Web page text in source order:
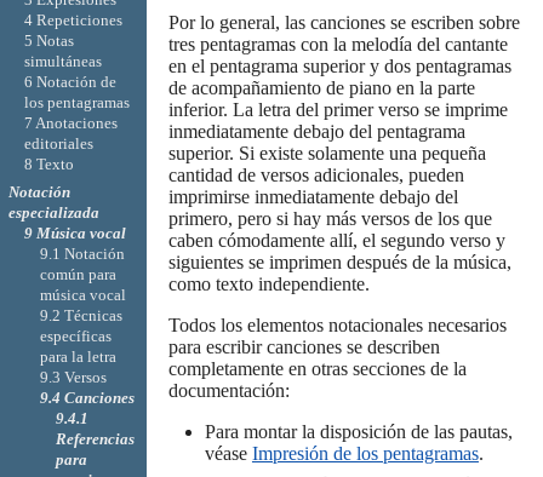
Por lo general, las canciones se escriben sobre
tres pentagramas con la melodía del cantante
en el pentagrama superior y dos pentagramas
de acompañamiento de piano en la parte
inferior. La letra del primer verso se imprime
inmediatamente debajo del pentagrama
superior. Si existe solamente una pequeña
cantidad de versos adicionales, pueden
imprimirse inmediatamente debajo del
primero, pero si hay más versos de los que
caben cómodamente allí, el segundo verso y
siguientes se imprimen después de la música,
como texto independiente.
Todos los elementos notacionales necesarios
para escribir canciones se describen
completamente en otras secciones de la
documentación:
Para montar la disposición de las pautas,
véase Impresión de los pentagramas.
4 Repeticiones
5 Notas
simultáneas
6 Notación de
los pentagramas
7 Anotaciones
editoriales
8 Texto
Notación
especializada
9 Música vocal
9.1 Notación
común para
música vocal
9.2 Técnicas
específicas
para la letra
9.3 Versos
9.4 Canciones
9.4.1
Referencias
para